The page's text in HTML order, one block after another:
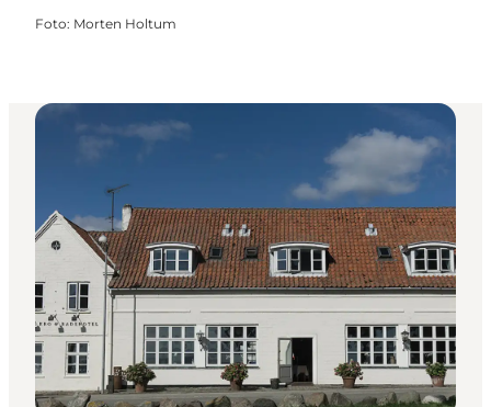
Foto: Morten Holtum